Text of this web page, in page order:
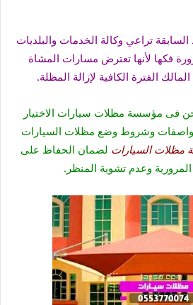
تراعي وكالة الخدمات والبلديات
فكها لأنها تعترض مسارات المشاة
الفترة الكافية لإزالة المظلة.
فى مؤسسة مظلات سيارات الاختيار
وشروط وضع مظلات السيارات
مظلات السيارات لضمان الحفاظ على
وعدم تشوية المنظر.